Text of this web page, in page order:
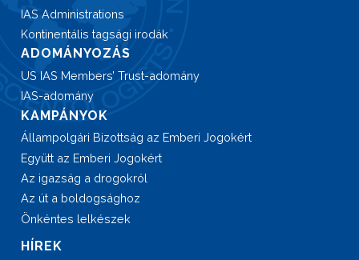
IAS Administrations
Kontinentális tagsági irodák
ADOMÁNYOZÁS
US IAS Members’ Trust-adomány
IAS-adomány
KAMPÁNYOK
Állampolgári Bizottság az Emberi Jogokért
Együtt az Emberi Jogokért
Az igazság a drogokról
Az út a boldogsághoz
Önkéntes lelkészek
HÍREK